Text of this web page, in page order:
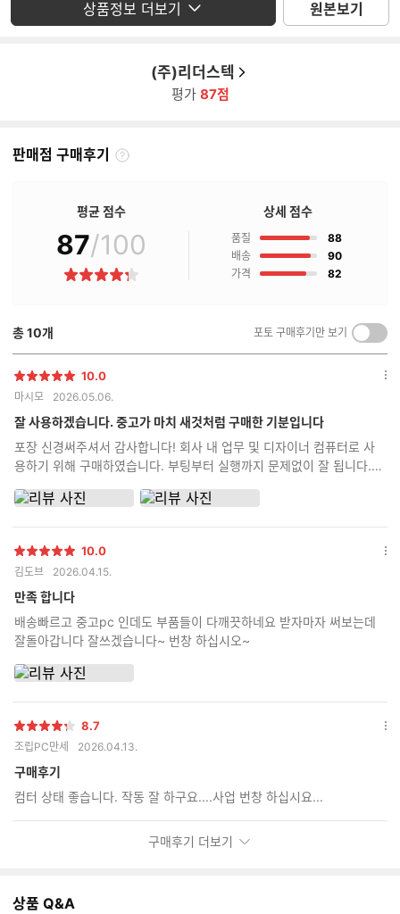
상품정보 더보기 원본보기
(주)리더스텍
평가 87점
판매점 구매후기
판
구
후
기
란?
평균 점수
87/100
별
상세 점수
품질 88점
배송
90점
가격
82
총10개 포토 구매후기만 보기
켜
기/
별
점
10.0
마시모 2026.05.06.
잘 사용하겠습니다. 중고가 마치 새것처럼 구매한 기분입니다
포장 신경써주셔서 감사합니다! 회사 내 업무 및 디자이너 컴퓨터로 사
용하기 위해 구매하였습니다. 부팅부터 실행까지 문제없이 잘 됩니다.
옵
별
점
10.0
김도브 2026.04.15.
만족 합니다
배송빠르고 중고pc 인데도 부품들이 다깨끗하네요 받자마자 써보는데
잘돌아갑니다 잘쓰겠습니다~ 번창 하십시오~
옵
별
점
8.7
조립PC만세 2026.04.13.
구매후기
컴터 상태 좋습니다. 작동 잘 하구요....사업 번창 하십시요...
옵
구매후기 더보기
상품 Q&A